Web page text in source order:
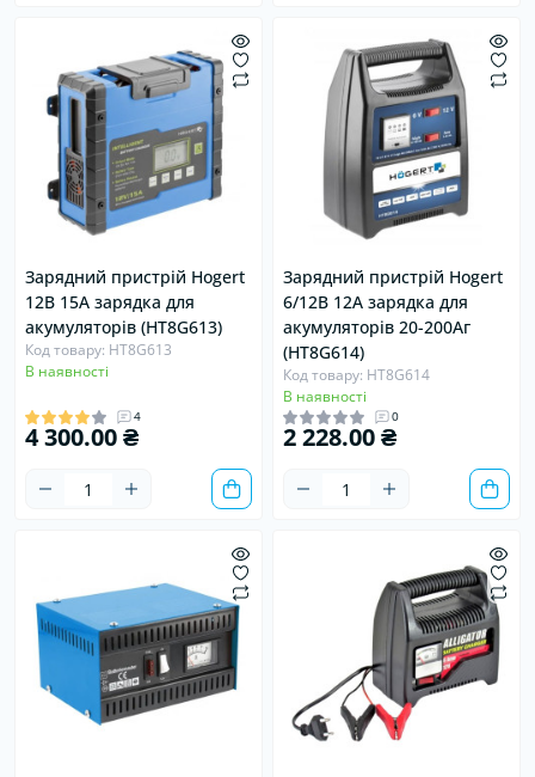
Зарядний пристрій Hogert
12В 15А зарядка для
акумуляторів (HT8G613)
Код товару: HT8G613
В наявності
4
4 300.00 ₴
Зарядний пристрій Hogert
6/12В 12А зарядка для
акумуляторів 20-200Аг
(HT8G614)
Код товару: HT8G614
В наявності
0
2 228.00 ₴